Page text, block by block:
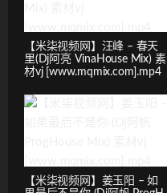
【米柒视频网】汪峰 – 春天
里(Dj阿亮 VinaHouse Mix) 素
材vj [www.mqmix.com].mp4
【米柒视频网】姜玉阳 – 如